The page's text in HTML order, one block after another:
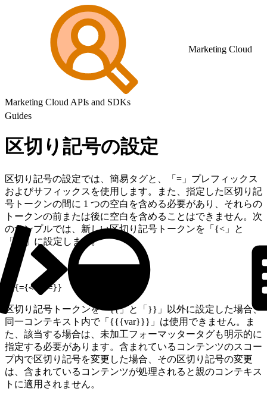
Marketing Cloud
Marketing Cloud APIs and SDKs
Guides
区切り記号の設定
区切り記号の設定では、簡易タグと、「=」プレフィックス
およびサフィックスを使用します。また、指定した区切り記
号トークンの間に 1 つの空白を含める必要があり、それらの
トークンの前または後に空白を含めることはできません。次
のサンプルでは、新しい区切り記号トークンを「{<」と
「>}」に設定します。
{{={< >}=}}
区切り記号トークンを「{{」と「}}」以外に設定した場合、
同一コンテキスト内で「{{{var}}}」は使用できません。ま
た、該当する場合は、未加工フォーマッタータグも明示的に
指定する必要があります。含まれているコンテンツのスコー
プ内で区切り記号を変更した場合、その区切り記号の変更
は、含まれているコンテンツが処理されると親のコンテキス
トに適用されません。